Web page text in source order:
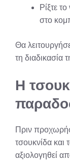
Ρίξτε
στο
Θα
τη διαδικασία
Η
Πριν
τσουκνίδα
αξιολογηθεί